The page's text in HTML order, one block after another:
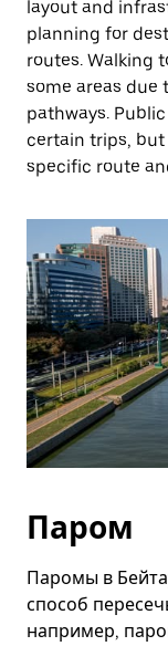
layout and
planning for
routes. Walking
some areas due
pathways.
certain trips,
specific route
Паром
Паромы в
способ
например,